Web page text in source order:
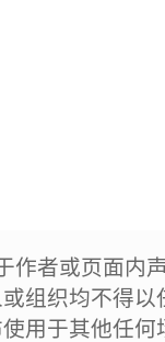
作者或页面内
组织均不得
用于其他任